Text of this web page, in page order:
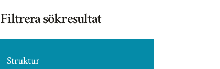
Filtrera sökresultat
Struktur